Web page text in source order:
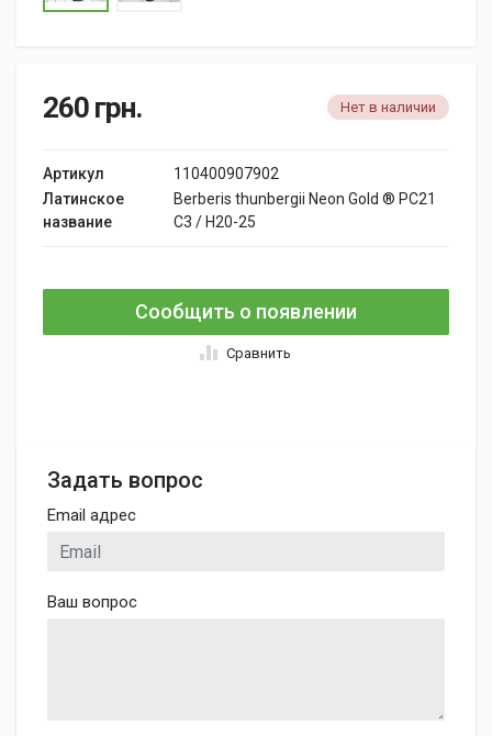
260 грн. Нет в наличии
Артикул
110400907902
Латинское
название
Berberis thunbergii Neon Gold ® PC21
C3 / H20-25
Сообщить о появлении
Сравнить
Задать вопрос
Email адрес
Ваш вопрос